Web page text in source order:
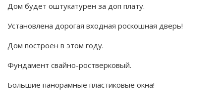
Дом будет оштукатурен за доп плату.
Установлена дорогая входная роскошная дверь!
Дом построен в этом году.
Фундамент свайно-ростверковый.
Большие панорамные пластиковые окна!